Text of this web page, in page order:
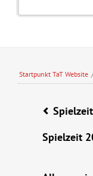
Startpunkt TaT Website
Spielzeit